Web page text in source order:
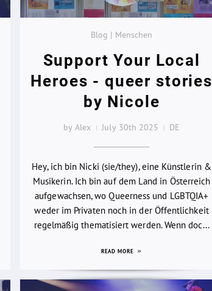
Blog | Menschen
Support Your Local
Heroes - queer stories
by Nicole
by Alex July 30th 2025 DE
Hey, ich bin Nicki (sie/they), eine Künstlerin &
Musikerin. Ich bin auf dem Land in Österreich
aufgewachsen, wo Queerness und LGBTQIA+
weder im Privaten noch in der Öffentlichkeit
regelmäßig thematisiert werden. Wenn doc...
READ MORE